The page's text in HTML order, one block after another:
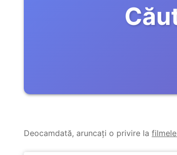
Deocamdată, aruncați o privire la